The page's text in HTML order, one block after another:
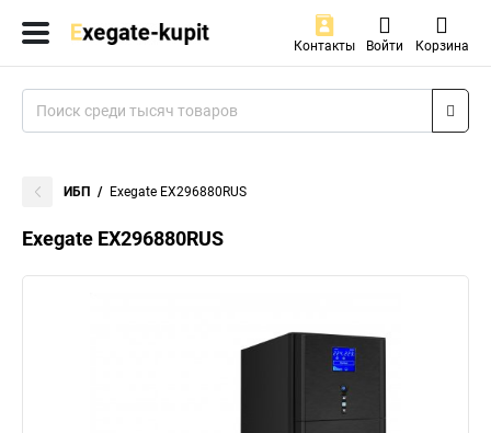
Контакты Войти Корзина
ИБП Exegate EX296880RUS
Exegate EX296880RUS